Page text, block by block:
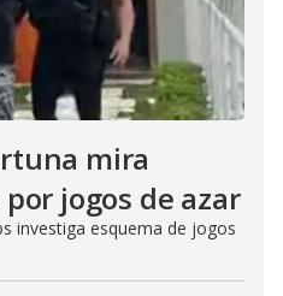
mira
jogos de azar
investiga esquema de jogos